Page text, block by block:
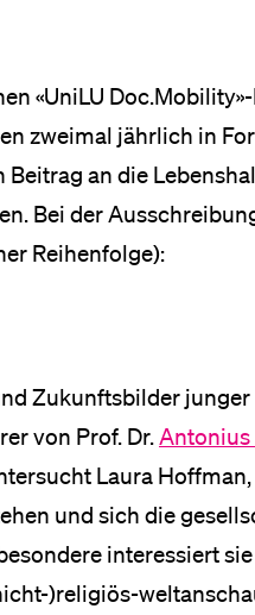
«UniLU
zweimal jährlich in
an die
Bei der
Reihenfolge):
Zukunftsbilder
von Prof. Dr.Antonius
Laura
und sich die
interessiert
)religiös-